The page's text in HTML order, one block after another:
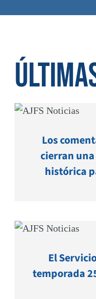
Los
cierran
histórica
El
temporada